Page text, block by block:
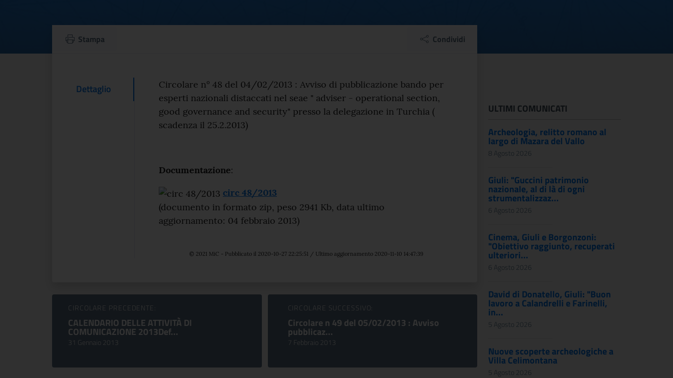
Circolare n° 48 del 04/02/2013 : Avviso di pubblicazione
Stampa Condividi
Contenuto Del
Dettaglio Testo del comunicato
Circolare n° 48 del 04/02/2013 : Avviso di pubblicazione bando per
esperti nazionali distaccati nel seae " adviser - operational section,
good governance and security" presso la delegazione in Turchia (
scadenza il 25.2.2013)
Documentazione:
circ 48/2013
(documento in formato zip, peso 2941 Kb, data ultimo
aggiornamento: 04 febbraio 2013)
© 2021 MiC - Pubblicato il 2020-10-27 22:25:51 / Ultimo aggiornamento 2020-11-10 14:47:39
Sfoglia comunicati
CIRCOLARE PRECEDENTE:
CALENDARIO DELLE ATTIVITÀ DI
COMUNICAZIONE 2013Def...
31 Gennaio 2013
CIRCOLARE SUCCESSIVO:
Circolare n 49 del 05/02/2013 : Avviso
pubblicaz...
7 Febbraio 2013
ULTIMI COMUNICATI
Archeologia, relitto romano al
largo di Mazara del Vallo
8 Agosto 2026
Giuli: "Guccini patrimonio
nazionale, al di là di ogni
strumentalizzaz...
6 Agosto 2026
Cinema, Giuli e Borgonzoni:
"Obiettivo raggiunto, recuperati
ulteriori...
6 Agosto 2026
David di Donatello, Giuli: "Buon
lavoro a Calandrelli e Farinelli,
in...
5 Agosto 2026
Nuove scoperte archeologiche a
Villa Celimontana
5 Agosto 2026